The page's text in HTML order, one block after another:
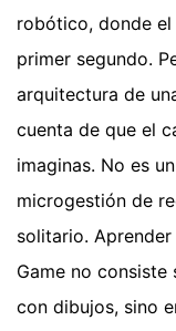
robótico, donde
primer segundo.
arquitectura de
cuenta de que el
imaginas. No es
microgestión de
solitario.
Game no
con dibujos, sino